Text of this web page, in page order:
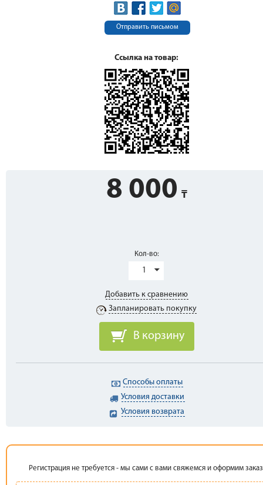
Отправить письмом
Ссылка на товар:
8 000
Кол-во:
1
Добавить к сравнению
Запланировать покупку
В корзину
Способы оплаты
Условия доставки
Условия возврата
Регистрация не требуется - мы сами с вами свяжемся и оформим